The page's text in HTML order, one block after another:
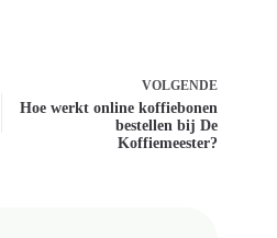
VOLGENDE
Hoe werkt online koffiebonen
bestellen bij De
Koffiemeester?